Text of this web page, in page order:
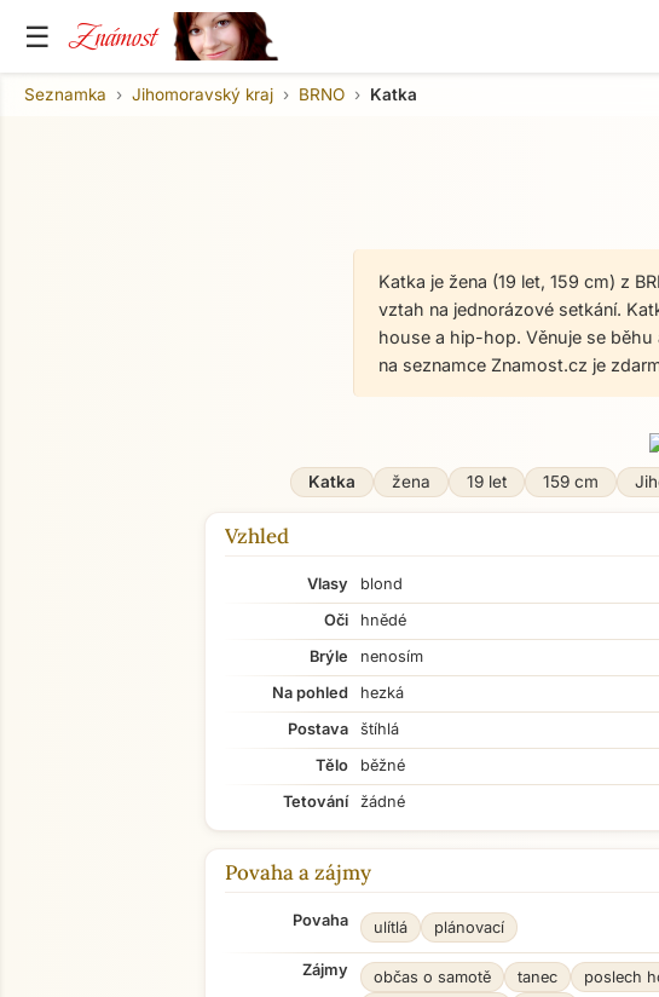
☰ Známost
Seznamka Jihomoravský kraj BRNO Katka
Katka je žena (19 let, 159 cm) z
vztah na jednorázové setkání.
house a hip-hop. Věnuje se
na seznamce Znamost.cz je
Katka žena 19 let 159 cm
Vzhled
Vlasy
blond
Oči
hnědé
Brýle
nenosím
Na pohled
hezká
Postava
štíhlá
Tělo
běžné
Tetování
žádné
Povaha a zájmy
Povaha ulítlá plánovací
Zájmy občas o samotě tanec
poslech